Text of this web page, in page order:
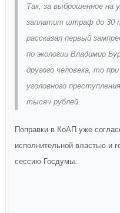
Так, за выброшенное на
заплатит штраф до 30
рассказал первый
по экологии Владимир
другого человека, то
уголовного
тысяч рублей.
Поправки в КоАП уже
исполнительной властью и
сессию Госдумы.